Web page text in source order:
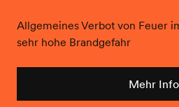
Allgemeines Verbot von Feuer
sehr hohe Brandgefahr
Mehr